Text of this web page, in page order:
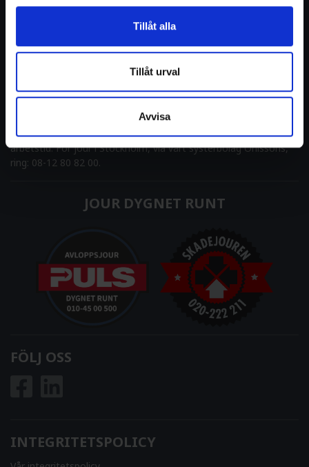
Tillåt alla
Tillåt urval
Avvisa
245 33 Staffanstorp
Telefon:010-45 00 500
Under jouren hjälper vi dig med akuta vatten- och
avloppsrelaterade ärenden i Skåne och Halland efter ordinarie
arbetstid. För jour i Stockholm, via vårt systerbolag Ohlssons,
ring: 08-12 80 82 00.
JOUR DYGNET RUNT
FÖLJ OSS
INTEGRITETSPOLICY